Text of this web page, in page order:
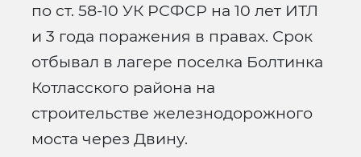
по ст. 58-10 УК РСФСР на 10 лет ИТЛ
и 3 года поражения в правах. Срок
отбывал в лагере поселка Болтинка
Котласского района на
строительстве железнодорожного
моста через Двину.